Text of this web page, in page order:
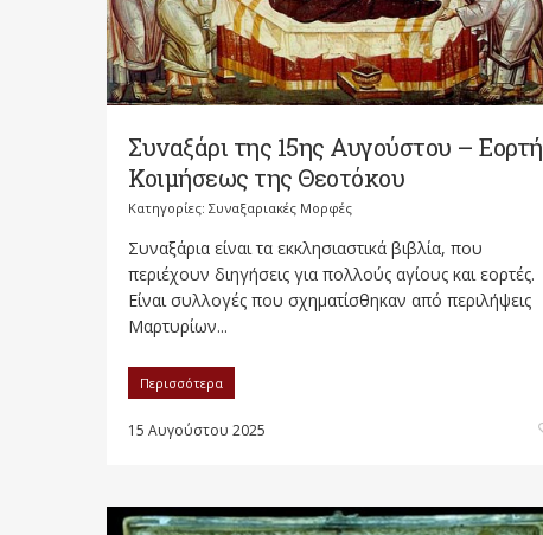
Συναξάρι της 15ης Αυγούστου – Εορτή
Κοιμήσεως της Θεοτόκου
Κατηγορίες: Συναξαριακές Μορφές
Συναξάρια είναι τα εκκλησιαστικά βιβλία, που
περιέχουν διηγήσεις για πολλούς αγίους και εορτές.
Είναι συλλογές που σχηματίσθηκαν από περιλήψεις
Μαρτυρίων...
Περισσότερα
15 Αυγούστου 2025